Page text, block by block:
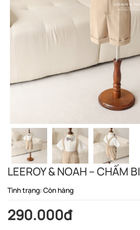
LEEROY & NOAH – CHẤM BI
Tình trạng: Còn hàng
290.000đ